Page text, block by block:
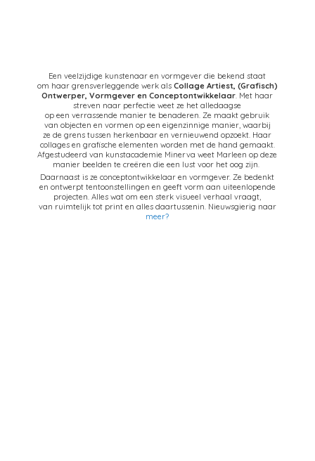
Een veelzijdige kunstenaar en vormgever die bekend staat
om haar grensverleggende werk als Collage Artiest, (Grafisch)
Ontwerper, Vormgever en Conceptontwikkelaar. Met haar
streven naar perfectie weet ze het alledaagse
op een verrassende manier te benaderen. Ze maakt gebruik
van objecten en vormen op een eigenzinnige manier, waarbij
ze de grens tussen herkenbaar en vernieuwend opzoekt. Haar
collages en grafische elementen worden met de hand gemaakt.
Afgestudeerd van kunstacademie Minerva weet Marleen op deze
manier beelden te creëren die een lust voor het oog zijn.
Daarnaast is ze conceptontwikkelaar en vormgever. Ze bedenkt
en ontwerpt tentoonstellingen en geeft vorm aan uiteenlopende
projecten. Alles wat om een sterk visueel verhaal vraagt,
van ruimtelijk tot print en alles daartussenin. Nieuwsgierig naar
meer?